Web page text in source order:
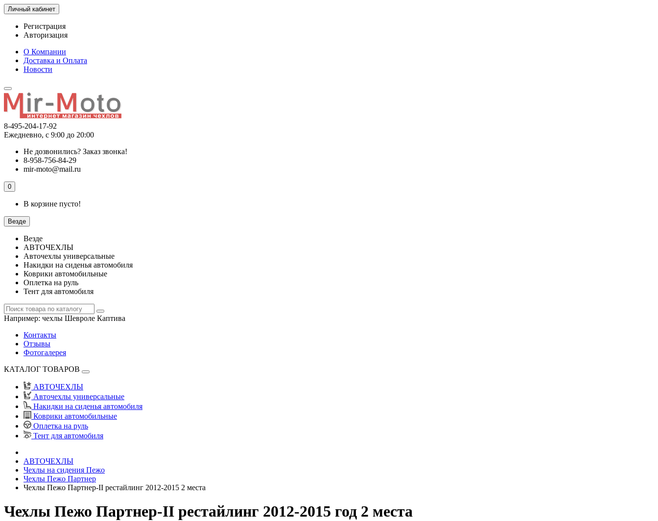
Личный кабинет
Регистрация
Авторизация
О Компании
Доставка и Оплата
Новости
8-495-204-17-92
Ежедневно, с 9:00 до 20:00
Не дозвонились? Заказ звонка!
8-958-756-84-29
mir-moto@mail.ru
0
В корзине пусто!
Везде
Везде
АВТОЧЕХЛЫ
Авточехлы универсальные
Накидки на сиденья автомобиля
Коврики автомобильные
Оплетка на руль
Тент для автомобиля
Например: чехлы Шевроле Каптива
Контакты
Отзывы
Фотогалерея
КАТАЛОГ ТОВАРОВ
АВТОЧЕХЛЫ
Авточехлы универсальные
Накидки на сиденья автомобиля
Коврики автомобильные
Оплетка на руль
Тент для автомобиля
АВТОЧЕХЛЫ
Чехлы на сидения Пежо
Чехлы Пежо Партнер
Чехлы Пежо Партнер-II рестайлинг 2012-2015 2 места
Чехлы Пежо Партнер-II рестайлинг 2012-2015 год 2 места